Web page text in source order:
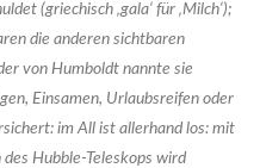
(griechisch ‚gala‘ für ‚Milch‘);
die anderen sichtbaren
von Humboldt nannte sie
Einsamen, Urlaubsreifen oder
im All ist allerhand los: mit
Hubble-Teleskops wird